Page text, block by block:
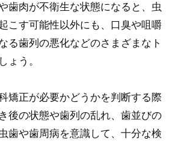
歯肉が不衛生な状態になると、虫
こす可能性以外にも、口臭や咀嚼
る歯列の悪化などのさまざまなト
ょう。
矯正が必要かどうかを判断する際
後の状態や歯列の乱れ、歯並びの
歯や歯周病を意識して、十分な検